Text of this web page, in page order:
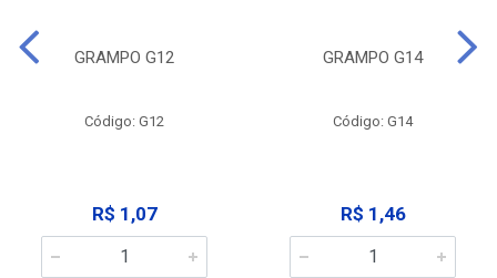
GRAMPO G12
Código: G12
R$ 1,07
GRAMPO G14
Código: G14
R$ 1,46